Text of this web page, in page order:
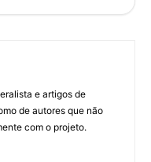
e artigos de
de autores que não
com o projeto.